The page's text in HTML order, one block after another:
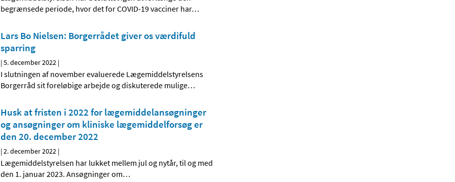
begrænsede periode, hvor det for COVID-19 vacciner har…
Lars Bo Nielsen: Borgerrådet giver os værdifuld
sparring
|5. december 2022 |
I slutningen af november evaluerede Lægemiddelstyrelsens
Borgerråd sit foreløbige arbejde og diskuterede mulige…
Husk at fristen i 2022 for lægemiddelansøgninger
og ansøgninger om kliniske lægemiddelforsøg er
den 20. december 2022
|2. december 2022 |
Lægemiddelstyrelsen har lukket mellem jul og nytår, til og med
den 1. januar 2023. Ansøgninger om…